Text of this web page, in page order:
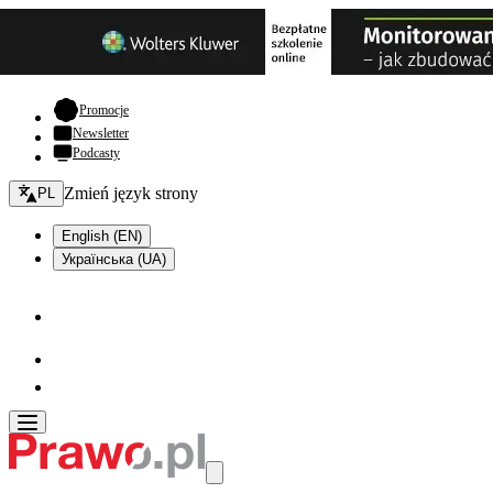
Promocje- otwiera się w nowej karcie
Newsletter
Podcasty
Zmień język - bieżący:
PL Zmień język strony
English (EN)
Українська (UA)